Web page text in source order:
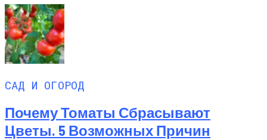
САД И ОГОРОД
Почему Томаты Сбрасывают
Цветы. 5 Возможных Причин